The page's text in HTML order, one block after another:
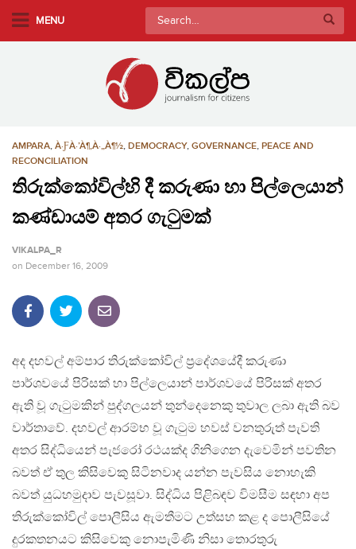
MENU
Search
for:
AMPARA, À·ƑÀ·’À¶‚À·„À¶½, DEMOCRACY, GOVERNANCE, PEACE AND
RECONCILIATION
තිරුක්කෝවිල්හි දී කරුණා හා පිල්ලෙයාන්
කණ්ඩායම් අතර ගැටුමක්
VIKALPA_R
on December 16, 2009
අද දහවල් අම්පාර තිරුක්කෝවිල් ප්‍රදේශයේදී කරුණා
පාර්ශවයේ පිරිසක් හා පිල්ලෙයාන් පාර්ශවයේ පිරිසක් අතර
ඇති වූ ගැටුමකින් පුද්ගලයන් තුන්දෙනෙකු තුවාල ලබා ඇති බව
වාර්තාවේ. දහවල් ආරම්භ වූ ගැටුම හවස් වනතුරුත් පැවති
අතර සිද්ධියෙන් පැජරෝ රථයක්ද ගිනිගෙන දැවෙමින් පවතින
බවත් ඒ තුල කිසිවෙකු සිටිනවාද යන්න පැවසිය නොහැකි
බවත් යුධහමුදාව පැවසූවා. සිද්ධිය පිළිබඳව විමසීම සඳහා අප
තිරුක්කෝවිල් පොලීසිය ඇමතීමට උත්සහ කළ ද පොලීසියේ
දුරකතනයට කිසිවෙකු නොපැමිණි නිසා තොරතුරු